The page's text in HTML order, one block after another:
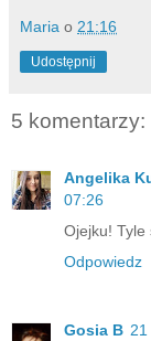
Maria o 21:16
Udostępnij
5 komentarzy:
Angelika
07:26
Ojejku! Tyle
Odpowiedz
Gosia B 21